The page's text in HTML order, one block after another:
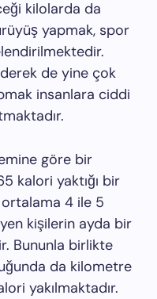
kilolarda da
yapmak, spor
de yine çok
insanlara ciddi
göre bir
kalori yaktığı bir
4 ile 5
kişilerin ayda bir
Bununla birlikte
da kilometre
yakılmaktadır.